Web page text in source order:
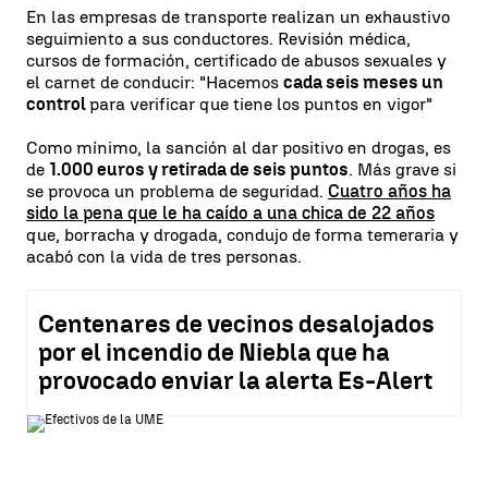
En las empresas de transporte realizan un exhaustivo
seguimiento a sus conductores. Revisión médica,
cursos de formación, certificado de abusos sexuales y
el carnet de conducir: "Hacemos cada seis meses un
controlpara verificar que tiene los puntos en vigor"
Como mínimo, la sanción al dar positivo en drogas, es
de 1.000 euros y retirada de seis puntos. Más grave si
se provoca un problema de seguridad. Cuatro años ha
sido la pena que le ha caído a una chica de 22 años
que, borracha y drogada, condujo de forma temeraria y
acabó con la vida de tres personas.
Centenares de vecinos desalojados
por el incendio de Niebla que ha
provocado enviar la alerta Es-Alert